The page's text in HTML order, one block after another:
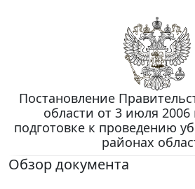
Постановление
области от 3 июля 2006
подготовке к проведению
районах
Обзор документа